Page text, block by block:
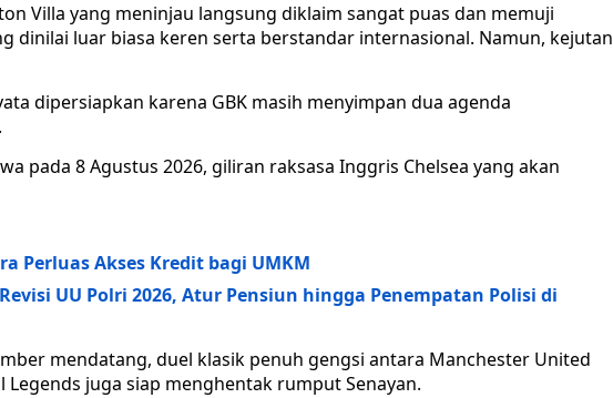
Villa yang meninjau langsung diklaim sangat puas dan memuji
dinilai luar biasa keren serta berstandar internasional. Namun, kejutan
dipersiapkan karena GBK masih menyimpan dua agenda
pada 8 Agustus 2026, giliran raksasa Inggris Chelsea yang akan
Perluas Akses Kredit bagi UMKM
UU Polri 2026, Atur Pensiun hingga Penempatan Polisi di
mendatang, duel klasik penuh gengsi antara Manchester United
Legends juga siap menghentak rumput Senayan.